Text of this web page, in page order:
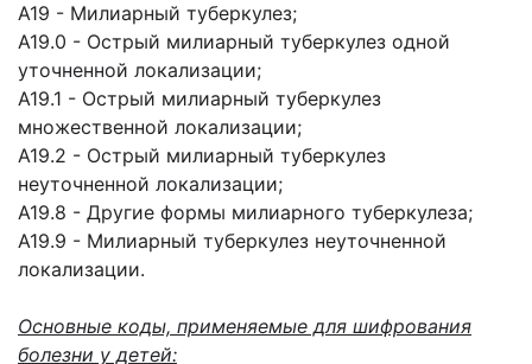
A19 - Милиарный туберкулез;
A19.0 - Острый милиарный туберкулез одной
уточненной локализации;
A19.1 - Острый милиарный туберкулез
множественной локализации;
A19.2 - Острый милиарный туберкулез
неуточненной локализации;
A19.8 - Другие формы милиарного туберкулеза;
A19.9 - Милиарный туберкулез неуточненной
локализации.
Основные коды, применяемые для шифрования
болезни у детей: